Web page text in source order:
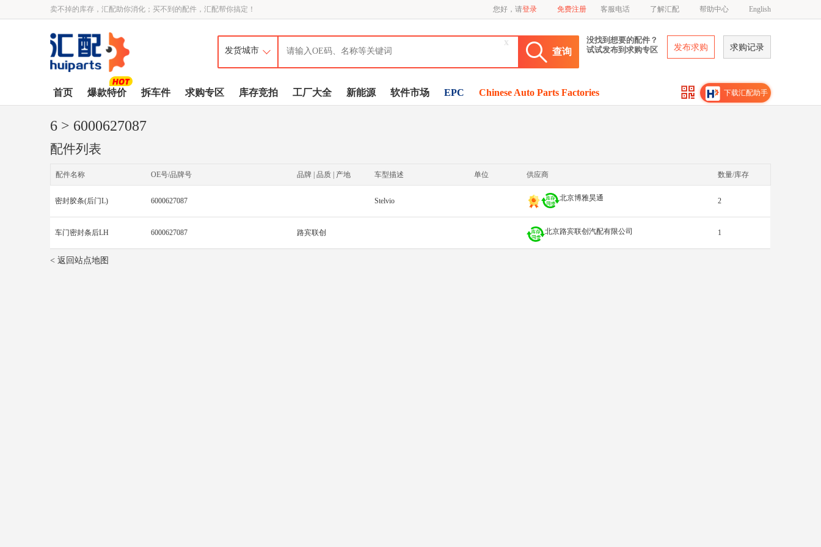
卖不掉的库存，汇配助你消化；买不到的配件，汇配帮你搞定！ 您好，请登录 免费注册 客服电话 了解汇配 帮助中心 English
查询
x
没找到想要的配件？
试试发布到求购专区
发布求购 求购记录
首页 爆款特价 拆车件 求购专区 库存竞拍 工厂大全 新能源 软件市场 EPC Chinese Auto Parts Factories 下载汇配助手
6 > 6000627087
配件列表
配件名称 OE号/品牌号 品牌 | 品质 | 产地 车型描述 单位 供应商 数量/库存
密封胶条(后门L) 6000627087 Stelvio 北京博雅昊通 2
车门密封条后LH 6000627087 路宾联创 北京路宾联创汽配有限公司 1
< 返回站点地图